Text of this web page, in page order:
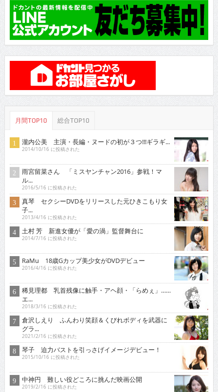
月間TOP10 総合TOP10
瀧内公美 主演・長編・ヌードの初が３つ!!!ギラギ...
2014/10/16 に投稿された
雨宮留菜さん 「ミスヤンチャン2016」参戦！マ
ル...
2016/5/16 に投稿された
真琴 セクシーDVDをリリースした元ひきこもり女
子...
2013/4/16 に投稿された
土村 芳 新進女優が「愛の渦」監督舞台に
2014/7/16 に投稿された
RaMu 18歳Gカップ美少女がDVDデビュー
2016/4/16 に投稿された
稀見理都 乳首残像に触手・アヘ顔・「らめぇ」……
エ...
2018/3/16 に投稿された
倉沢しえり ふんわり笑顔＆くびれボディを武器に
グラ...
2021/2/16 に投稿された
琴子 迫力バストを引っさげイメージデビュー！
2015/10/16 に投稿された
中神円 難しい役どころに挑んだ映画公開
2019/2/16 に投稿された